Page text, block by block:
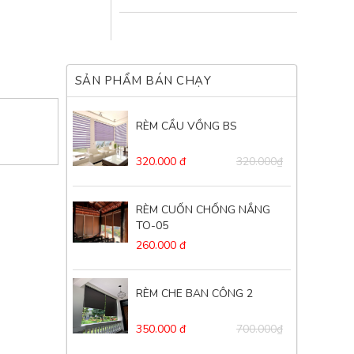
SẢN PHẨM BÁN CHẠY
RÈM CẦU VỒNG BS
320.000 đ 320.000₫
RÈM CUỐN CHỐNG NẮNG
TO-05
260.000 đ
RÈM CHE BAN CÔNG 2
350.000 đ 700.000₫